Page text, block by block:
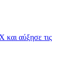
και αύξησε τις